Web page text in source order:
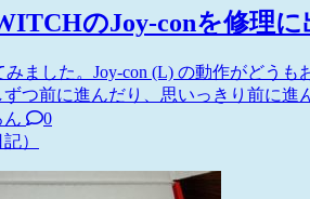
のJoy-conを修理
みました。Joy-con (L) の動作がどう
つ前に進んだり、思いっきり前に
ん
0
）